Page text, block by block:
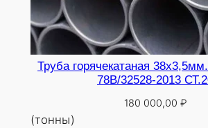
Труба горячекатаная
78В/32528-2013
180 000,00 ₽
(тонны)